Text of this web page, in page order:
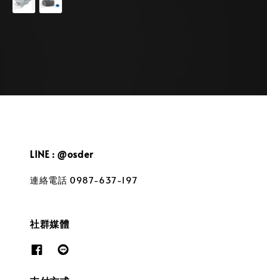
LINE : @osder
連絡電話 0987-637-197
社群媒體